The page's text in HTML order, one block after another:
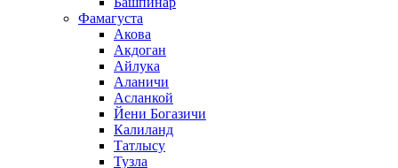
Фамагуста
Акова
Акдоган
Айлука
Аланичи
Асланкой
Йени Богазичи
Калиланд
Татлысу
Тузла